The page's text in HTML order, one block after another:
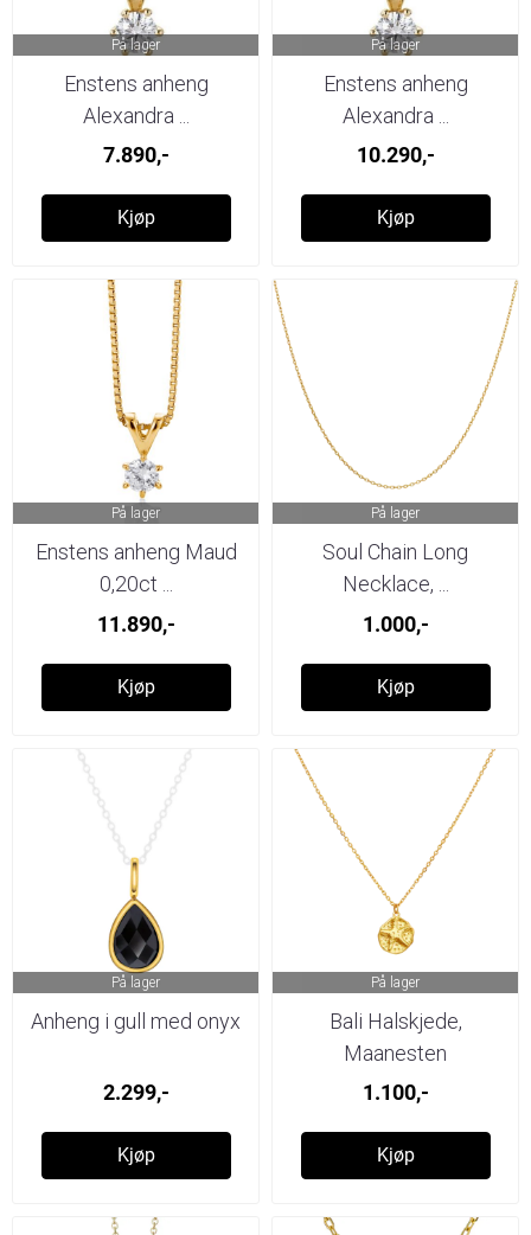
På lager
Enstens anheng
Alexandra ...
7.890,-
Kjøp
På lager
Enstens anheng
Alexandra ...
10.290,-
Kjøp
På lager
Enstens anheng Maud
0,20ct ...
11.890,-
Kjøp
På lager
Soul Chain Long
Necklace, ...
1.000,-
Kjøp
På lager
Anheng i gull med onyx
2.299,-
Kjøp
På lager
Bali Halskjede,
Maanesten
1.100,-
Kjøp